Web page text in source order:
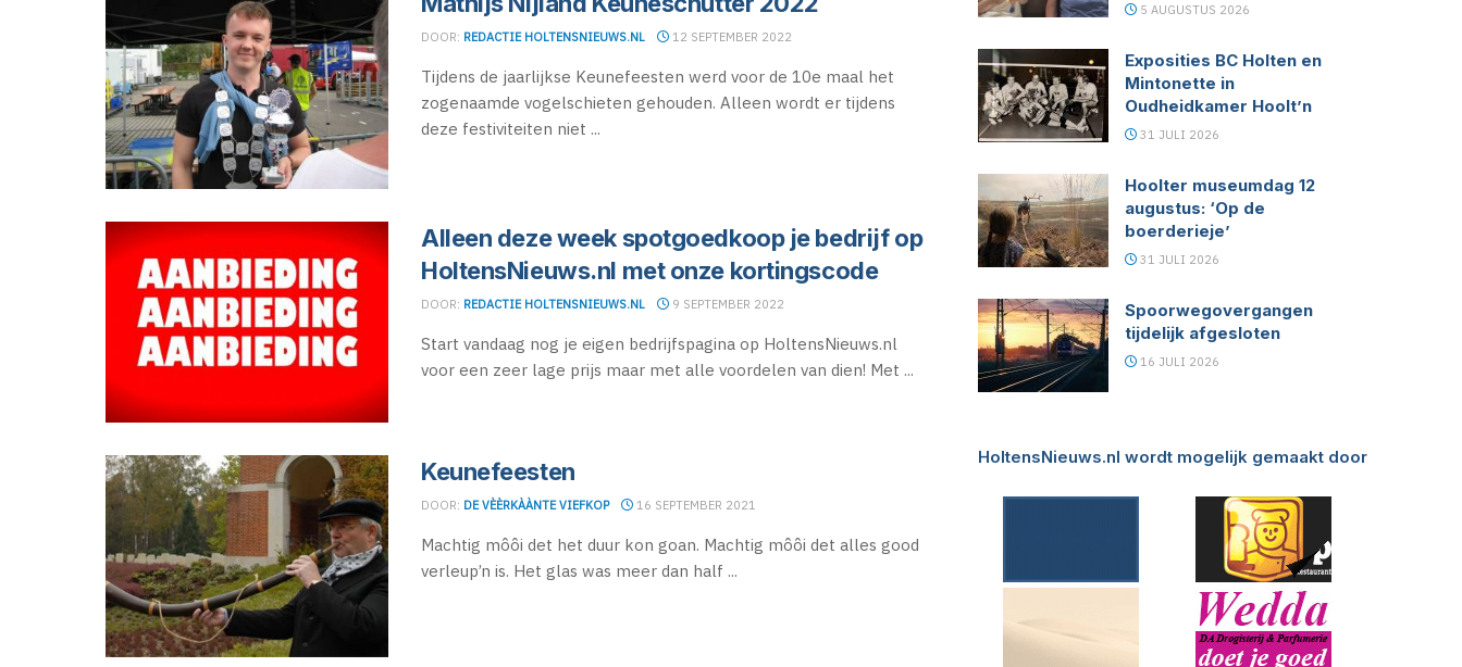
DOOR: REDACTIE HOLTENSNIEUWS.NL 12 SEPTEMBER 2022
Tijdens de jaarlijkse Keunefeesten werd voor de 10e maal het
zogenaamde vogelschieten gehouden. Alleen wordt er tijdens
deze festiviteiten niet ...
Alleen deze week spotgoedkoop je bedrijf op
HoltensNieuws.nl met onze kortingscode
DOOR: REDACTIE HOLTENSNIEUWS.NL 9 SEPTEMBER 2022
Start vandaag nog je eigen bedrijfspagina op HoltensNieuws.nl
voor een zeer lage prijs maar met alle voordelen van dien! Met ...
Keunefeesten
DOOR: DE VÈÈRKÀÀNTE VIEFKOP 16 SEPTEMBER 2021
Machtig môôi det het duur kon goan. Machtig môôi det alles good
verleup’n is. Het glas was meer dan half ...
5 AUGUSTUS 2026
Exposities BC Holten en
Mintonette in
Oudheidkamer Hoolt’n
31 JULI 2026
Hoolter museumdag 12
augustus: ‘Op de
boerderieje’
31 JULI 2026
Spoorwegovergangen
tijdelijk afgesloten
16 JULI 2026
HoltensNieuws.nl wordt mogelijk gemaakt door